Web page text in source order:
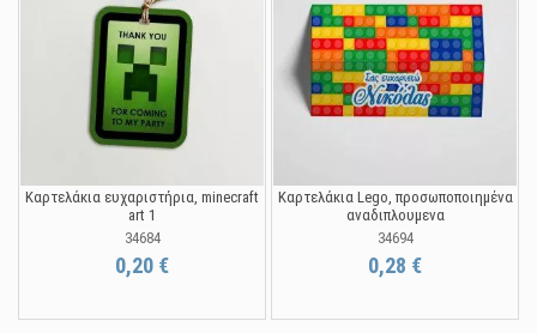
Καρτελάκια ευχαριστήρια, minecraft
art 1
34684
0,20 €
Καρτελάκια Lego, προσωποποιημένα
αναδιπλουμενα
34694
0,28 €